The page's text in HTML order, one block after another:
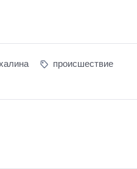
происшествие